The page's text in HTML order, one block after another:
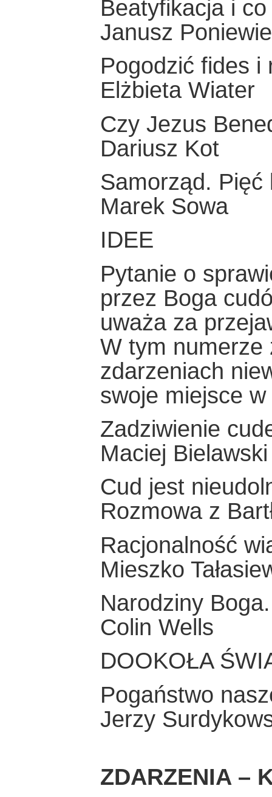
Beatyfikacja i
Janusz
Pogodzić fides i
Elżbieta Wiater
Czy Jezus
Dariusz Kot
Samorząd. Pięć
Marek Sowa
IDEE
Pytanie o
przez Boga
uważa za
W tym numerze
zdarzeniach
swoje miejsce
Zadziwienie
Maciej Bielawski
Cud jest
Rozmowa z
Racjonalność
Mieszko
Narodziny
Colin Wells
DOOKOŁA
Pogaństwo
Jerzy
ZDARZENIA –